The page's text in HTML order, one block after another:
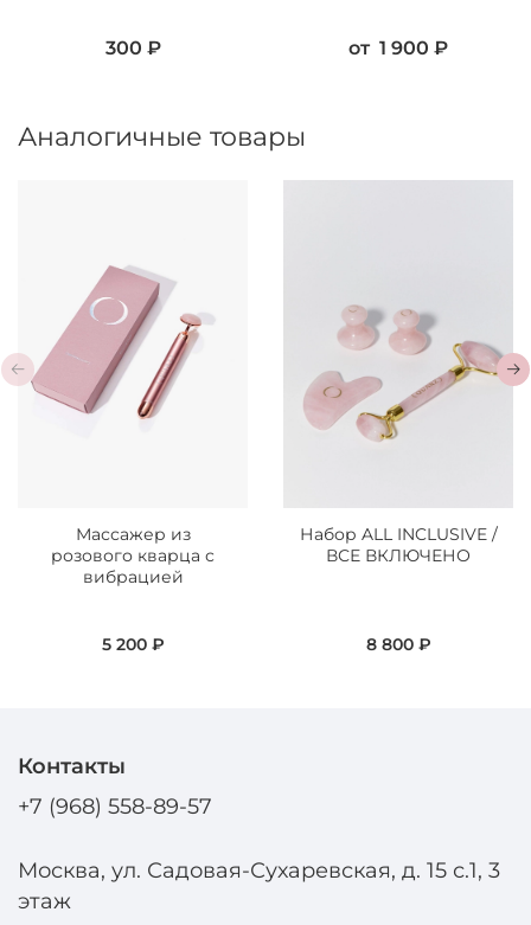
300 ₽ от 1 900 ₽
Аналогичные товары
Массажер из
розового кварца с
вибрацией
5 200 ₽
Набор ALL INCLUSIVE /
ВСЕ ВКЛЮЧЕНО
8 800 ₽
Контакты
+7 (968) 558-89-57
Москва, ул. Садовая-Сухаревская, д. 15 с.1, 3
этаж